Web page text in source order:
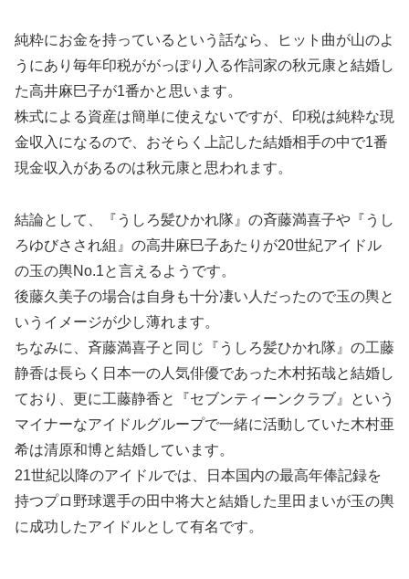
純粋にお金を持っているという話なら、ヒット曲が山のよ
うにあり毎年印税ががっぽり入る作詞家の秋元康と結婚し
た高井麻巳子が1番かと思います。
株式による資産は簡単に使えないですが、印税は純粋な現
金収入になるので、おそらく上記した結婚相手の中で1番
現金収入があるのは秋元康と思われます。
結論として、『うしろ髪ひかれ隊』の斉藤満喜子や『うし
ろゆびさされ組』の高井麻巳子あたりが20世紀アイドル
の玉の輿No.1と言えるようです。
後藤久美子の場合は自身も十分凄い人だったので玉の輿と
いうイメージが少し薄れます。
ちなみに、斉藤満喜子と同じ『うしろ髪ひかれ隊』の工藤
静香は長らく日本一の人気俳優であった木村拓哉と結婚し
ており、更に工藤静香と『セブンティーンクラブ』という
マイナーなアイドルグループで一緒に活動していた木村亜
希は清原和博と結婚しています。
21世紀以降のアイドルでは、日本国内の最高年俸記録を
持つプロ野球選手の田中将大と結婚した里田まいが玉の輿
に成功したアイドルとして有名です。